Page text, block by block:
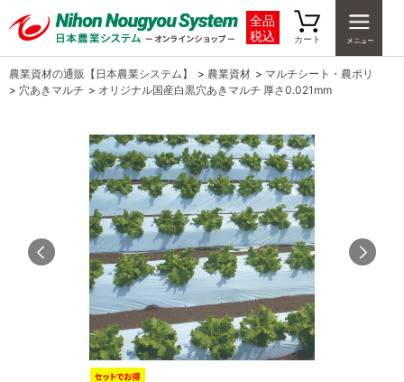
全品
税込
カート
農業資材の通販【日本農業システム】 > 農業資材 > マルチシート・農ポリ
> 穴あきマルチ > オリジナル国産白黒穴あきマルチ 厚さ0.021mm